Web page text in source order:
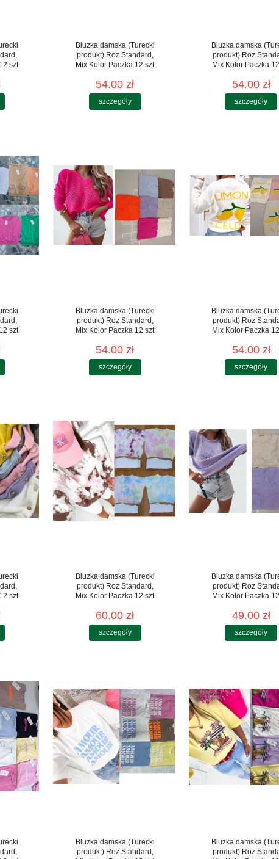
szt
Bluzka damska (Turecki
produkt) Roz Standard,
Mix Kolor Paczka 12 szt
54.00 zł
szczegóły
Bluzka damska
produkt) Roz
Mix Kolor Paczka
54.00 zł
szczegóły
szt
Bluzka damska (Turecki
produkt) Roz Standard,
Mix Kolor Paczka 12 szt
54.00 zł
szczegóły
Bluzka damska
produkt) Roz
Mix Kolor Paczka
54.00 zł
szczegóły
szt
Bluzka damska (Turecki
produkt) Roz Standard,
Mix Kolor Paczka 12 szt
60.00 zł
szczegóły
Bluzka damska
produkt) Roz
Mix Kolor Paczka
49.00 zł
szczegóły
Bluzka damska (Turecki
produkt) Roz Standard,
Bluzka damska
produkt) Roz